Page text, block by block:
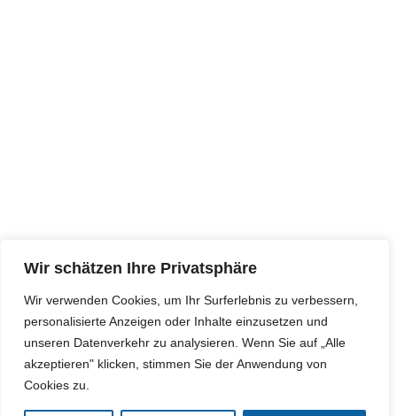
Wir schätzen Ihre Privatsphäre
Wir verwenden Cookies, um Ihr Surferlebnis zu verbessern,
personalisierte Anzeigen oder Inhalte einzusetzen und
unseren Datenverkehr zu analysieren. Wenn Sie auf „Alle
akzeptieren" klicken, stimmen Sie der Anwendung von
Cookies zu.